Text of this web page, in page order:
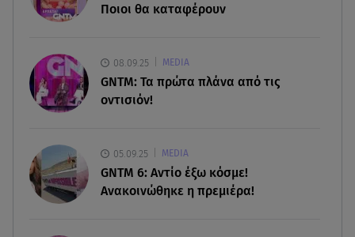
από μεζονέτα
Greek Mafia: Χειροπέδες σε «Πίτμπουλ» και
«Μπουλντόγκ»
εισερχόμενης ναυσιπλοΐας
Ποιοι θα καταφέρουν
08.09.25 MEDIA
GNTM: Τα πρώτα πλάνα από τις
οντισιόν!
05.09.25 MEDIA
GNTM 6: Αντίο έξω κόσμε!
Ανακοινώθηκε η πρεμιέρα!